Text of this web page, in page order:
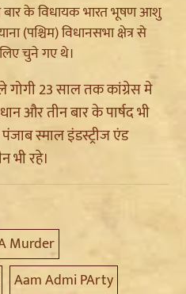
बार के विधायक भारत भूषण आशु
(पश्चिम) विधानसभा क्षेत्र से
चुने गए थे।
गोगी 23 साल तक कांग्रेस मे
और तीन बार के पार्षद भी
स्माल इंडस्ट्रीज एंड
भी रहे।
Murder
Aam Admi PArty